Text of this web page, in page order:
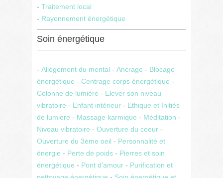
- Traitement local
- Rayonnement énergétique
Soin énergétique
- Allègement du mental - Ancrage - Blocage
énergétique - Centrage corps énergétique -
Colonne de lumière - Elever son niveau
vibratoire - Enfant intérieur - Ethique et Initiés
de lumiere - Massage karmique - Méditation -
Niveau vibratoire - Ouverture du coeur -
Ouverture du 3ème oeil - Personnalité et
énergie - Perte de poids - Pierres et soin
énergétique - Pont d'amour - Purification et